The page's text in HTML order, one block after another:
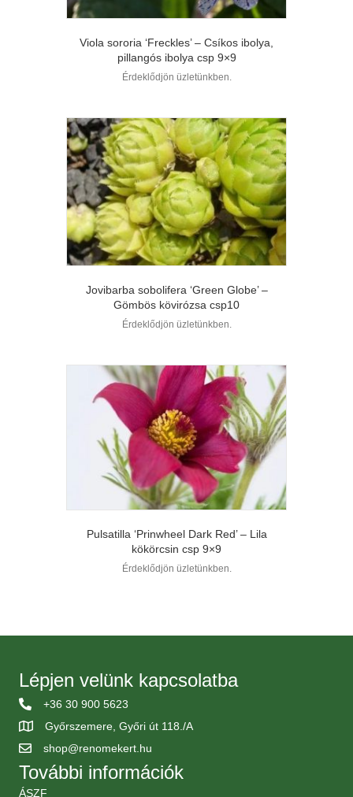
Viola sororia ‘Freckles’ – Csíkos ibolya,
pillangós ibolya csp 9×9
Érdeklődjön üzletünkben.
Jovibarba sobolifera ‘Green Globe’ –
Gömbös kövirózsa csp10
Érdeklődjön üzletünkben.
Pulsatilla ‘Prinwheel Dark Red’ – Lila
kökörcsin csp 9×9
Érdeklődjön üzletünkben.
Lépjen velünk kapcsolatba
+36 30 900 5623
Győrszemere, Győri út 118./A
shop@renomekert.hu
További információk
ÁSZF